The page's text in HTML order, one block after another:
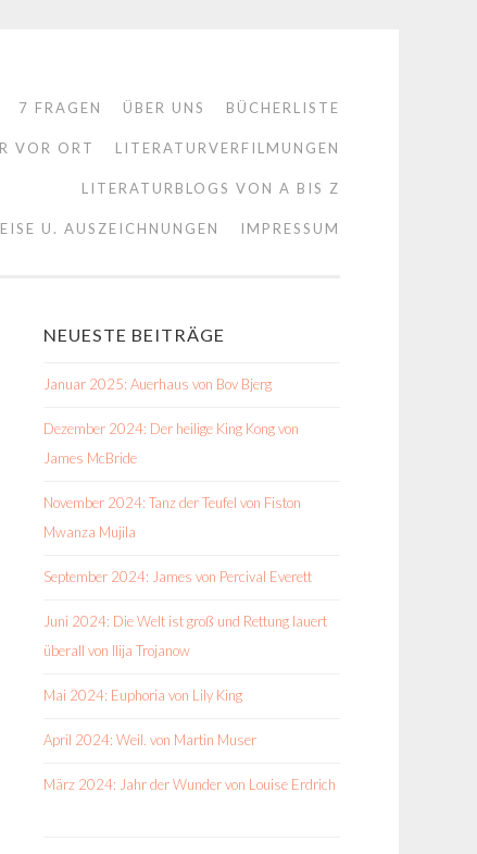
7 FRAGEN ÜBER UNS BÜCHERLISTE
VOR ORT LITERATURVERFILMUNGEN
LITERATURBLOGS VON A BIS Z
U. AUSZEICHNUNGEN IMPRESSUM
NEUESTE BEITRÄGE
Januar 2025: Auerhaus von Bov Bjerg
Dezember 2024: Der heilige King Kong von
James McBride
November 2024: Tanz der Teufel von Fiston
Mwanza Mujila
September 2024: James von Percival Everett
Juni 2024: Die Welt ist groß und Rettung lauert
überall von Ilija Trojanow
Mai 2024: Euphoria von Lily King
April 2024: Weil. von Martin Muser
März 2024: Jahr der Wunder von Louise Erdrich